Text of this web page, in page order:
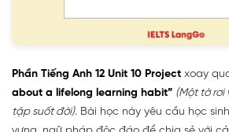
Phần Tiếng Anh 12 Unit 10 Project xoay
about a lifelong learning habit” (Một tờ rơi
tập suốt đời). Bài học này yêu cầu học